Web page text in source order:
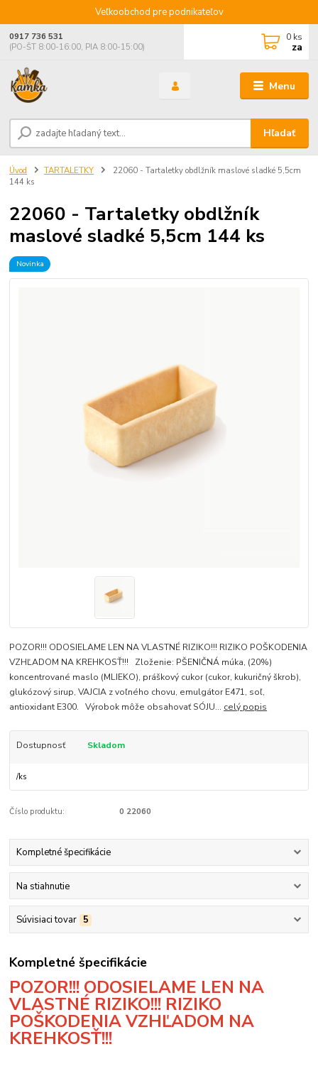
Veľkoobchod pre podnikateľov
Menu
Hľadať
0917 736 531
(PO-ŠT 8:00-16:00, PIA 8:00-15:00)
0 ks
za
Úvod TARTALETKY
22060 - Tartaletky obdlžník maslové sladké 5,5cm
144 ks
22060 - Tartaletky obdlžník
maslové sladké 5,5cm 144 ks
Novinka
POZOR!!! ODOSIELAME LEN NA VLASTNÉ RIZIKO!!! RIZIKO POŠKODENIA
VZHĽADOM NA KREHKOSŤ!!! Zloženie: PŠENIČNÁ múka, (20%)
koncentrované maslo (MLIEKO), práškový cukor (cukor, kukuričný škrob),
glukózový sirup, VAJCIA z voľného chovu, emulgátor E471, soľ,
antioxidant E300. Výrobok môže obsahovať SÓJU... celý popis
Dostupnosť Skladom
/ks
Číslo produktu: 0 22060
Kompletné špecifikácie
Na stiahnutie
Súvisiaci tovar 5
Kompletné špecifikácie
POZOR!!! ODOSIELAME LEN NA
VLASTNÉ RIZIKO!!! RIZIKO
POŠKODENIA VZHĽADOM NA
KREHKOSŤ!!!